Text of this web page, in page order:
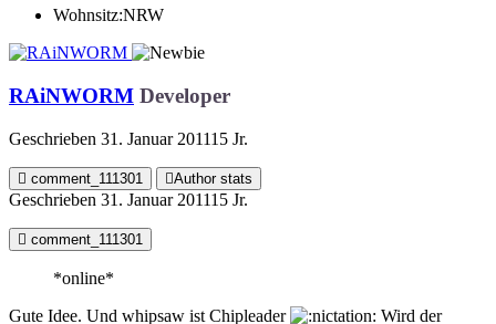
Wohnsitz:NRW
RAiNWORM Developer
Geschrieben 31. Januar 201115 Jr.
comment_111301 Author stats
Geschrieben 31. Januar 201115 Jr.
comment_111301
*online*
Gute Idee. Und whipsaw ist Chipleader
Wird der